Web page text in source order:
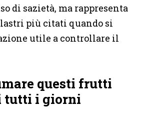
di sazietà, ma rappresenta
più citati quando si
utile a controllare il
questi frutti
tutti i giorni